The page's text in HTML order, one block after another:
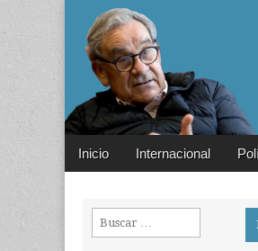
Main
Skip
Inicio Internacional
Buscar: